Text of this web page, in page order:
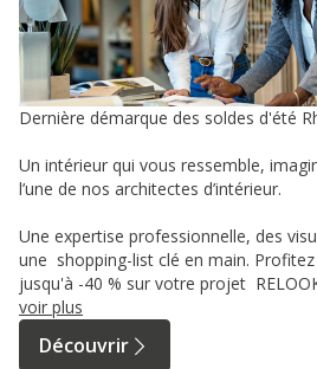
Dernière démarque des soldes d'été
Un intérieur qui vous ressemble,
l’une de nos architectes d’intérieur.
Une expertise professionnelle, des
une shopping-list clé en main. Profitez
jusqu'à -40 % sur votre projet
voir plus
Découvrir